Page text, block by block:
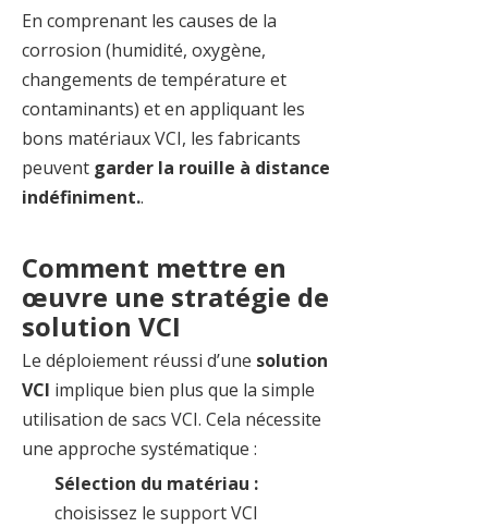
En comprenant les causes de la
corrosion (humidité, oxygène,
changements de température et
contaminants) et en appliquant les
bons matériaux VCI, les fabricants
peuvent garder la rouille à distance
indéfiniment..
Comment mettre en
œuvre une stratégie de
solution VCI
Le déploiement réussi d’une solution
VCI implique bien plus que la simple
utilisation de sacs VCI. Cela nécessite
une approche systématique :
Sélection du matériau :
choisissez le support VCI